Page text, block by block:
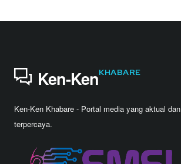
Ken-KenKHABARE
Ken-Ken Khabare - Portal media yang aktual dan
terpercaya.